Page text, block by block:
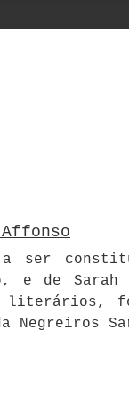
ser
de Sarah
literários,
Negreiros